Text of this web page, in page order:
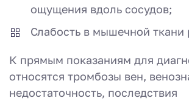
ощущения вдоль сосудов;
Слабость в мышечной ткани
К прямым показаниям для
относятся тромбозы вен,
недостаточность, последствия